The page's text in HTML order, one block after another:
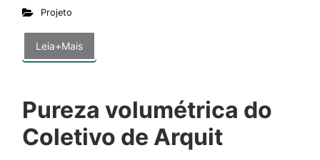
Projeto
Leia+Mais
Pureza volumétrica do
Coletivo de Arquit